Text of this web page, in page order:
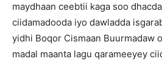
maydhaan ceebtii kaga soo
ciidamadooda iyo dawladda
yidhi Boqor Cismaan Buurmadaw
madal maanta lagu qarameeyey